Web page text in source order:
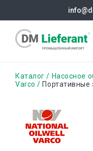
содержанию
Строка
Каталог Насосное
Varco
Портативные